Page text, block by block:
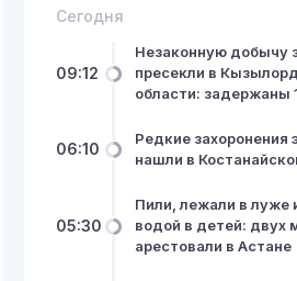
Сегодня
09:12
Незаконную добычу
пресекли в
области: задержаны
06:10
Редкие захоронения
нашли в
05:30
Пили, лежали в луже
водой в детей: двух
арестовали в Астане